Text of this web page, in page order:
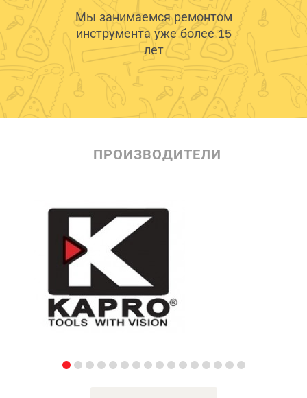
Мы занимаемся ремонтом
инструмента уже более 15
лет
ПРОИЗВОДИТЕЛИ